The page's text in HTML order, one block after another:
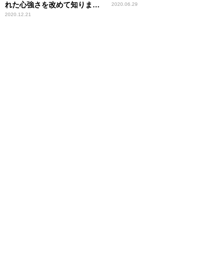
れた心強さを改めて知りまし
た」
2020.12.21
2020.06.29